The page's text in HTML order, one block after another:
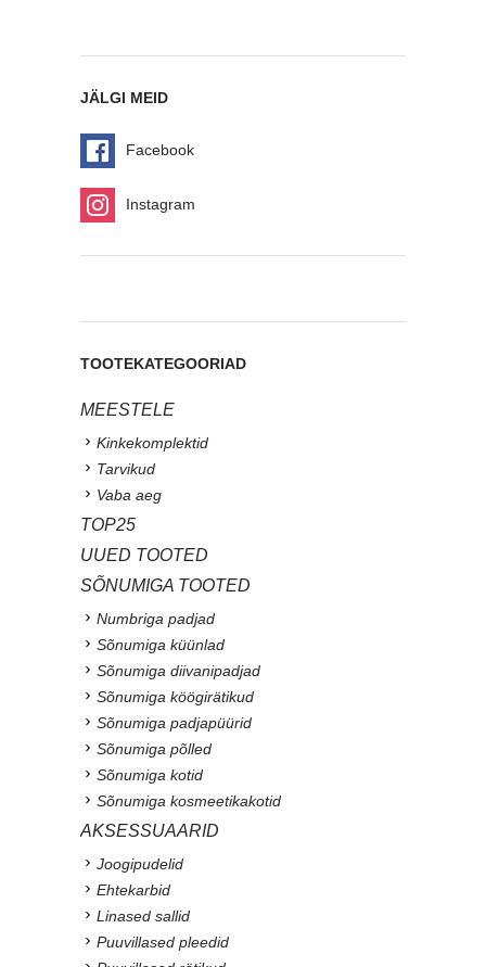
JÄLGI MEID
Facebook
Instagram
TOOTEKATEGOORIAD
MEESTELE
Kinkekomplektid
Tarvikud
Vaba aeg
TOP25
UUED TOOTED
SÕNUMIGA TOOTED
Numbriga padjad
Sõnumiga küünlad
Sõnumiga diivanipadjad
Sõnumiga köögirätikud
Sõnumiga padjapüürid
Sõnumiga põlled
Sõnumiga kotid
Sõnumiga kosmeetikakotid
AKSESSUAARID
Joogipudelid
Ehtekarbid
Linased sallid
Puuvillased pleedid